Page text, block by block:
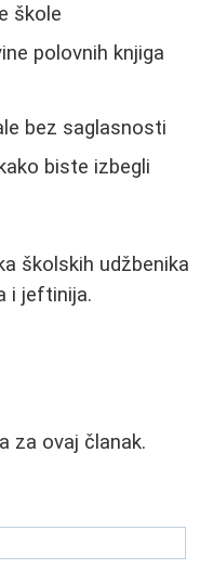
škole
polovnih knjiga
bez saglasnosti
biste izbegli
školskih udžbenika
i jeftinija.
za ovaj članak.